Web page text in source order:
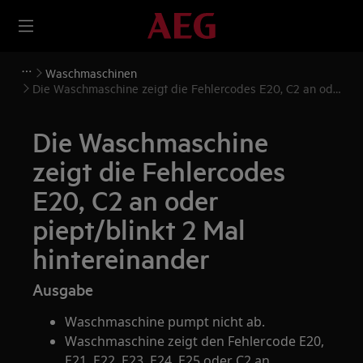
Waschmaschinen
Die Waschmaschine zeigt die Fehlercodes E20, C2 an oder
Die Waschmaschine
zeigt die Fehlercodes
E20, C2 an oder
piept/blinkt 2 Mal
hintereinander
Ausgabe
Waschmaschine pumpt nicht ab.
Waschmaschine zeigt den Fehlercode E20,